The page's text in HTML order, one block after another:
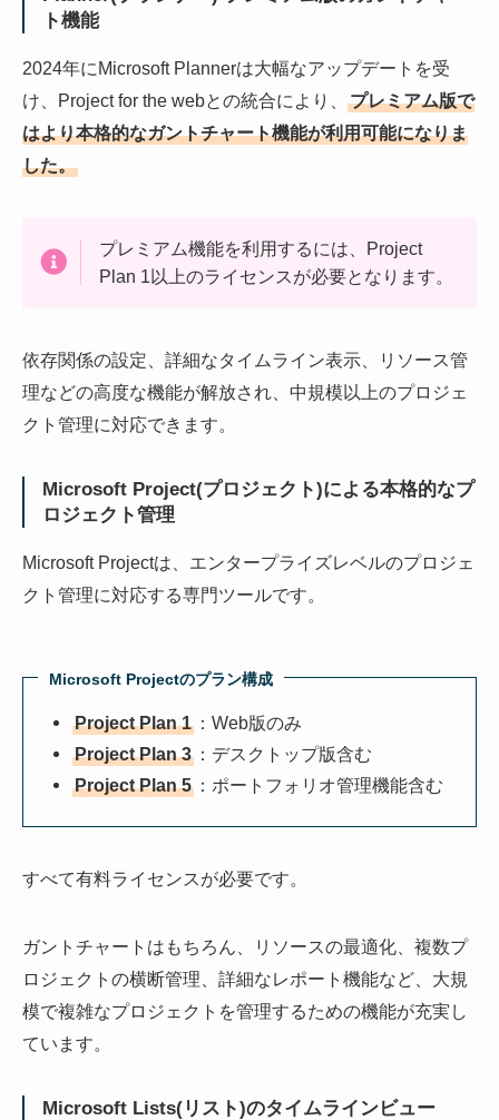
ト機能
2024年にMicrosoft Plannerは大幅なアップデートを受
け、Project for the webとの統合により、
プレミアム版で
はより本格的なガントチャート機能が利用可能になりま
した。
プレミアム機能を利用するには、Project
Plan 1以上のライセンスが必要となります。
依存関係の設定、詳細なタイムライン表示、リソース管
理などの高度な機能が解放され、中規模以上のプロジェ
クト管理に対応できます。
Microsoft Project(プロジェクト)による本格的なプ
ロジェクト管理
Microsoft Projectは、エンタープライズレベルのプロジェ
クト管理に対応する専門ツールです。
Microsoft Projectのプラン構成
Project Plan 1 ：Web版のみ
Project Plan 3 ：デスクトップ版含む
Project Plan 5 ：ポートフォリオ管理機能含む
すべて有料ライセンスが必要です。
ガントチャートはもちろん、リソースの最適化、複数プ
ロジェクトの横断管理、詳細なレポート機能など、大規
模で複雑なプロジェクトを管理するための機能が充実し
ています。
Microsoft Lists(リスト)のタイムラインビュー